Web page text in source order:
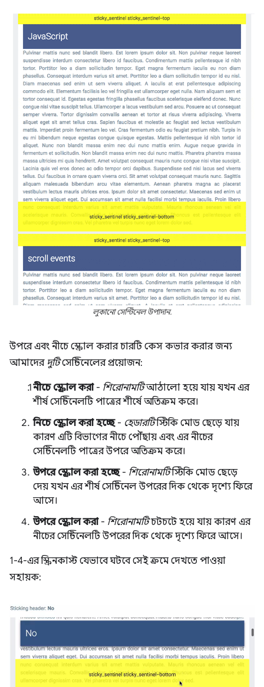
লুকানো সেন্টিনেল উপাদান.
উপরে এবং নীচে স্ক্রোল করার চারটি কেস কভার করার জন্য
আমাদের দুটিসেন্টিনেলের প্রয়োজন:
নীচে স্ক্রোল করা- শিরোনামটিআঠালো হয়ে যায় যখন এর
শীর্ষ সেন্টিনেলটি পাত্রের শীর্ষে অতিক্রম করে।
নিচে স্ক্রোল করা হচ্ছে- হেডারটিস্টিকি মোড ছেড়ে যায়
কারণ এটি বিভাগের নীচে পৌঁছায় এবং এর নীচের
সেন্টিনেলটি পাত্রের উপরে অতিক্রম করে।
উপরে স্ক্রোল করা হচ্ছে- শিরোনামটিস্টিকি মোড ছেড়ে
দেয় যখন এর শীর্ষ সেন্টিনেল উপরের দিক থেকে দৃশ্যে ফিরে
আসে।
উপরে স্ক্রোল করা- শিরোনামটিচটচটে হয়ে যায় কারণ এর
নীচের সেন্টিনেলটি উপরের দিক থেকে দৃশ্যে ফিরে আসে।
1-4-এর স্ক্রিনকাস্ট যেভাবে ঘটবে সেই ক্রমে দেখতে পাওয়া
সহায়ক: